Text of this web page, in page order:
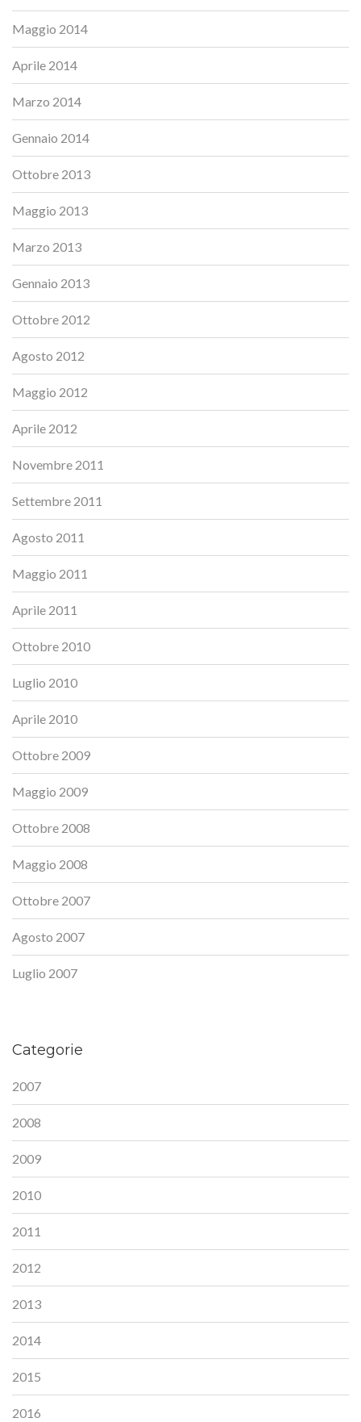
Maggio 2014
Aprile 2014
Marzo 2014
Gennaio 2014
Ottobre 2013
Maggio 2013
Marzo 2013
Gennaio 2013
Ottobre 2012
Agosto 2012
Maggio 2012
Aprile 2012
Novembre 2011
Settembre 2011
Agosto 2011
Maggio 2011
Aprile 2011
Ottobre 2010
Luglio 2010
Aprile 2010
Ottobre 2009
Maggio 2009
Ottobre 2008
Maggio 2008
Ottobre 2007
Agosto 2007
Luglio 2007
Categorie
2007
2008
2009
2010
2011
2012
2013
2014
2015
2016